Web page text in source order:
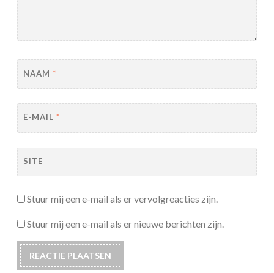
NAAM *
E-MAIL *
SITE
Stuur mij een e-mail als er vervolgreacties zijn.
Stuur mij een e-mail als er nieuwe berichten zijn.